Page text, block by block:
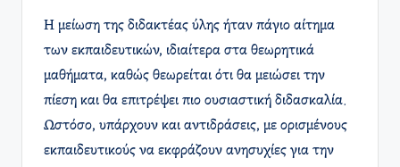
Η μείωση της διδακτέας ύλης ήταν πάγιο αίτημα
των εκπαιδευτικών, ιδιαίτερα στα θεωρητικά
μαθήματα, καθώς θεωρείται ότι θα μειώσει την
πίεση και θα επιτρέψει πιο ουσιαστική διδασκαλία.
Ωστόσο, υπάρχουν και αντιδράσεις, με ορισμένους
εκπαιδευτικούς να εκφράζουν ανησυχίες για την